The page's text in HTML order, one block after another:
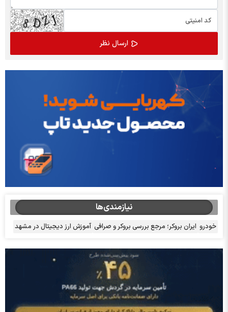
نیازمندی‌ها
خودرو ایران بروکر؛ مرجع بررسی بروکر و صرافی آموزش ارز دیجیتال در مشهد